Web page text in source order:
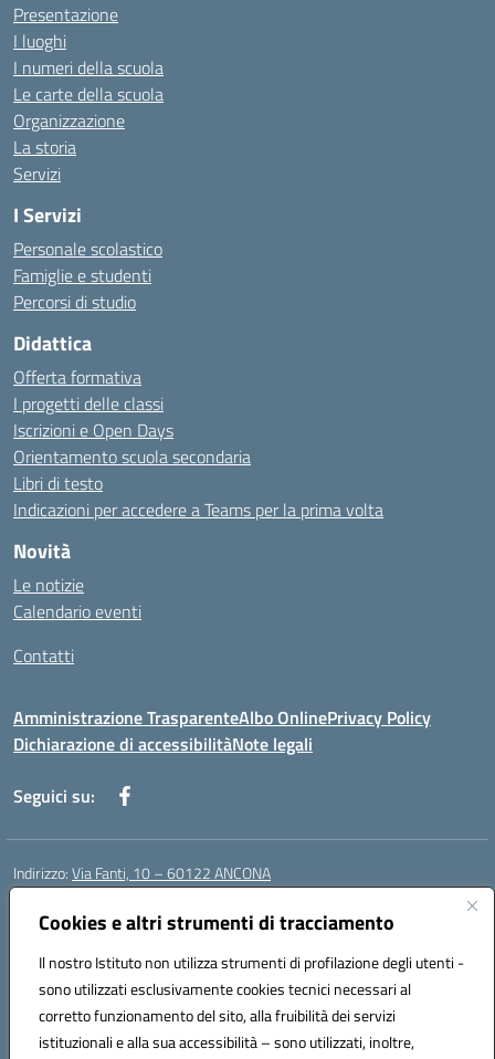
Cookies e altri strumenti di tracciamento
Il nostro Istituto non utilizza strumenti di profilazione degli utenti -
sono utilizzati esclusivamente cookies tecnici necessari al
corretto funzionamento del sito, alla fruibilità dei servizi
istituzionali e alla sua accessibilità – sono utilizzati, inoltre,
Presentazione
I luoghi
I numeri della scuola
Le carte della scuola
Organizzazione
La storia
Servizi
I Servizi
Personale scolastico
Famiglie e studenti
Percorsi di studio
Didattica
Offerta formativa
I progetti delle classi
Iscrizioni e Open Days
Orientamento scuola secondaria
Libri di testo
Indicazioni per accedere a Teams per la prima volta
Novità
Le notizie
Calendario eventi
Contatti
Amministrazione TrasparenteAlbo OnlinePrivacy Policy
Dichiarazione di accessibilitàNote legali
Seguici su:
Indirizzo:Via Fanti, 10 – 60122 ANCONA
Centralino:
Posta elettronica certificata (PEC):anic813007@pec.istruzione.it
Codice fiscale: 80014930426
Codice meccanografico:anic813007
Codice Indice delle Pubbliche Amministrazioni (IPA): istsc_anic813007
Codice unico di fatturazione (CUF): UFWP60